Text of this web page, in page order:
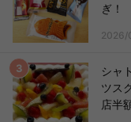
ぎ！
2026/
シャ
ツス
店半